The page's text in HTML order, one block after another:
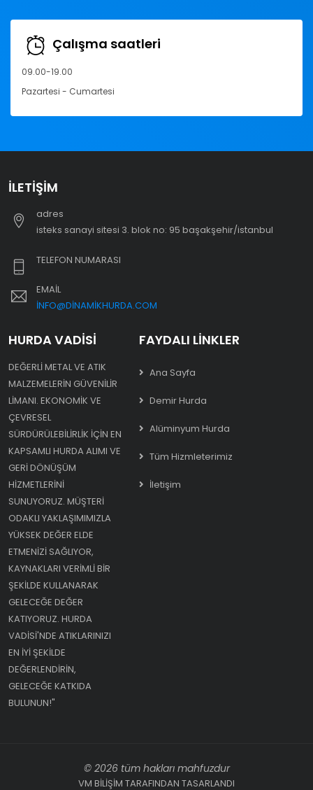
Çalışma saatleri
09.00-19.00
Pazartesi - Cumartesi
İLETIŞIM
adres
i̇steks sanayi sitesi 3. blok no: 95 başakşehir/i̇stanbul
TELEFON NUMARASI
EMAIL
INFO@DINAMIKHURDA.COM
HURDA VADISI
DEĞERLI METAL VE ATIK
MALZEMELERIN GÜVENILIR
LIMANI. EKONOMIK VE
ÇEVRESEL
SÜRDÜRÜLEBILIRLIK IÇIN EN
KAPSAMLI HURDA ALIMI VE
GERI DÖNÜŞÜM
HIZMETLERINI
SUNUYORUZ. MÜŞTERI
ODAKLI YAKLAŞIMIMIZLA
YÜKSEK DEĞER ELDE
ETMENIZI SAĞLIYOR,
KAYNAKLARI VERIMLI BIR
ŞEKILDE KULLANARAK
GELECEĞE DEĞER
KATIYORUZ. HURDA
VADISI'NDE ATIKLARINIZI
EN IYI ŞEKILDE
DEĞERLENDIRIN,
GELECEĞE KATKIDA
BULUNUN!"
FAYDALI LINKLER
Ana Sayfa
Demir Hurda
Alüminyum Hurda
Tüm Hizmleterimiz
İletişim
© 2026 tüm hakları mahfuzdur
VM BİLİŞİM TARAFINDAN TASARLANDI